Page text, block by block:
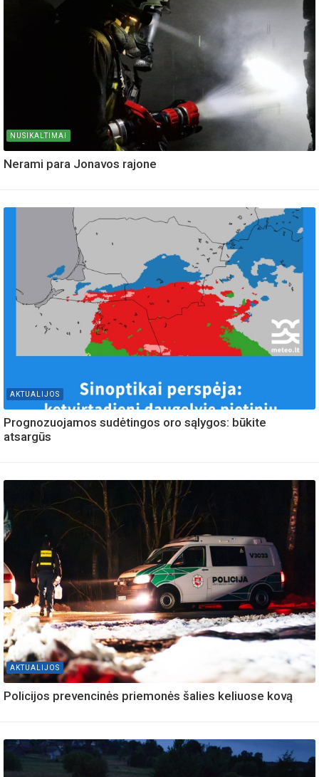
NUSIKALTIMAI
Nerami para Jonavos rajone
AKTUALIJOS
Prognozuojamos sudėtingos oro sąlygos: būkite
atsargūs
AKTUALIJOS
Policijos prevencinės priemonės šalies keliuose kovą